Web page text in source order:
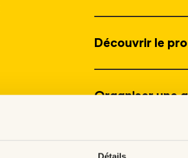
Découvrir le
Organiser une